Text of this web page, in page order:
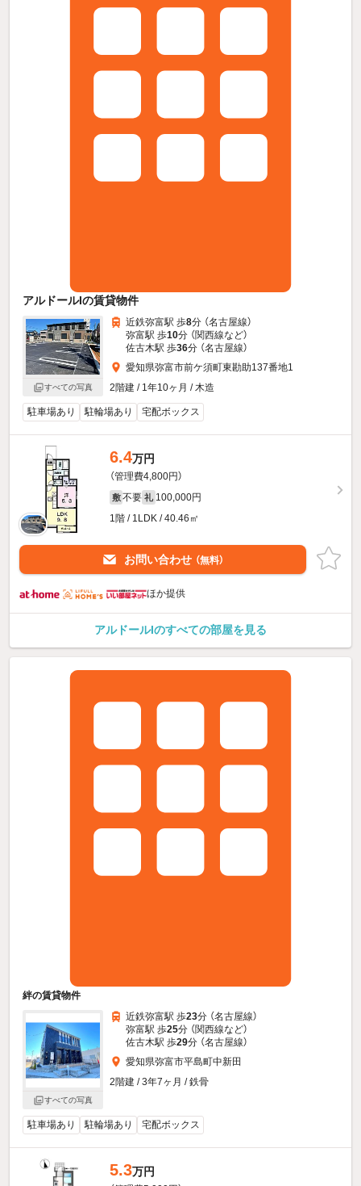
アルドールIの賃貸物件
すべての写真
近鉄弥富駅 歩8分 （名古屋線）
弥富駅 歩10分 （関西線など）
佐古木駅 歩36分 （名古屋線）
愛知県弥富市前ケ須町東勘助137番地1
2階建 / 1年10ヶ月 / 木造
駐車場あり 駐輪場あり 宅配ボックス
6.4万円
（管理費4,800円）
敷 不要 礼 100,000円
1階 / 1LDK / 40.46㎡
お問い合わせ （無料）
ほか提供
アルドールIのすべての部屋を見る
絆の賃貸物件
すべての写真
近鉄弥富駅 歩23分 （名古屋線）
弥富駅 歩25分 （関西線など）
佐古木駅 歩29分 （名古屋線）
愛知県弥富市平島町中新田
2階建 / 3年7ヶ月 / 鉄骨
駐車場あり 駐輪場あり 宅配ボックス
5.3万円